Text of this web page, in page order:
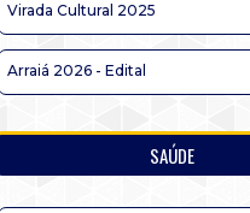
Virada Cultural 2025
Arraiá 2026 - Edital
SAÚDE